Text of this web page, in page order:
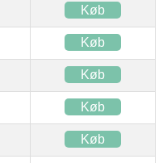
Køb
Køb
Køb
Køb
Køb